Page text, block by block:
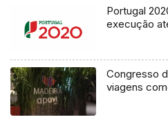
Portugal
execução
Congresso
viagens